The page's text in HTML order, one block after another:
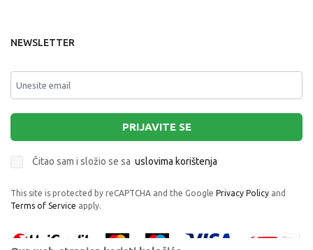
NEWSLETTER
PRIJAVITE SE
Čitao sam i složio se sa uslovima korištenja
This site is protected by reCAPTCHA and the Google Privacy Policy and
Terms of Service apply.